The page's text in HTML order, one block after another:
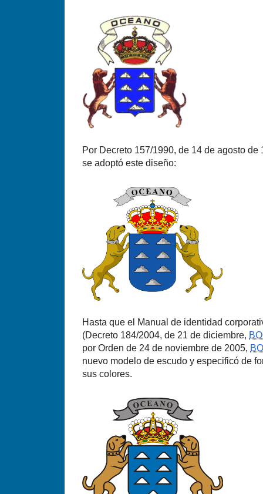
Por Decreto 157/1990, de 14 de agosto de
se adoptó este diseño:
Hasta que el Manual de identidad
(Decreto 184/2004, de 21 de diciembre,
por Orden de 24 de noviembre de 2005,
nuevo modelo de escudo y especificó de
sus colores.